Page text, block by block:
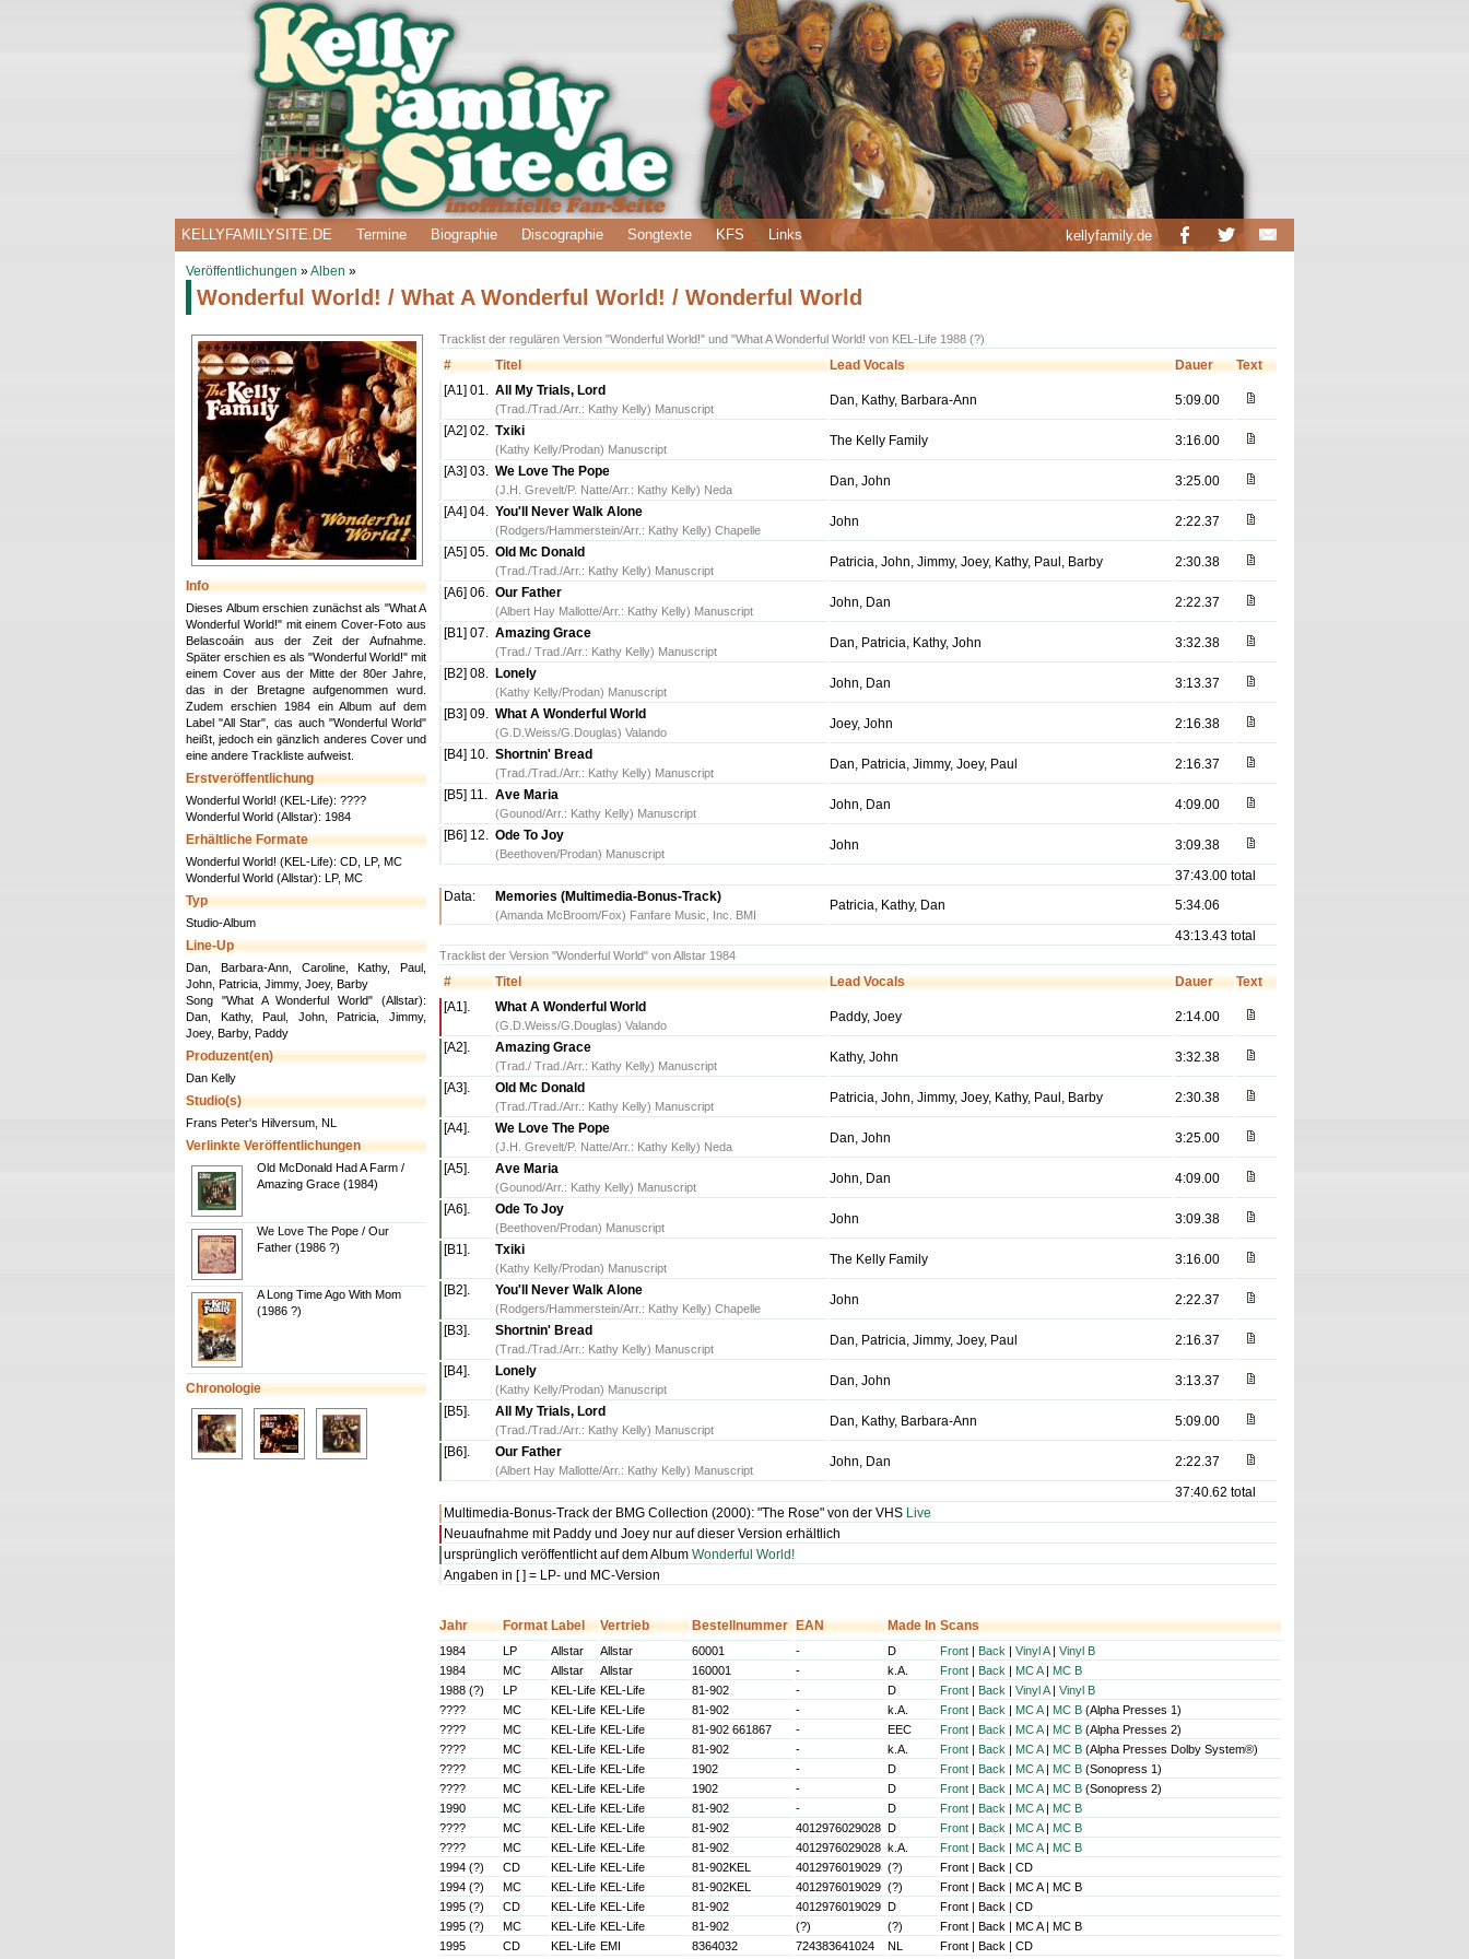
KELLYFAMILYSITE.DE Termine Biographie Discographie Songtexte KFS Links kellyfamily.de
Veröffentlichungen »Alben »
Wonderful World! / What A Wonderful World! / Wonderful World
Info
Dieses Album erschien zunächst als "What A
Wonderful World!" mit einem Cover-Foto aus
Belascoáin aus der Zeit der Aufnahme.
Später erschien es als "Wonderful World!" mit
einem Cover aus der Mitte der 80er Jahre,
das in der Bretagne aufgenommen wurd.
Zudem erschien 1984 ein Album auf dem
Label "All Star", das auch "Wonderful World"
heißt, jedoch ein gänzlich anderes Cover und
eine andere Trackliste aufweist.
Erstveröffentlichung
Wonderful World! (KEL-Life): ????
Wonderful World (Allstar): 1984
Erhältliche Formate
Wonderful World! (KEL-Life): CD, LP, MC
Wonderful World (Allstar): LP, MC
Typ
Studio-Album
Line-Up
Dan, Barbara-Ann, Caroline, Kathy, Paul,
John, Patricia, Jimmy, Joey, Barby
Song "What A Wonderful World" (Allstar):
Dan, Kathy, Paul, John, Patricia, Jimmy,
Joey, Barby, Paddy
Produzent(en)
Dan Kelly
Studio(s)
Frans Peter's Hilversum, NL
Verlinkte Veröffentlichungen
Old McDonald Had A Farm /
Amazing Grace (1984)
We Love The Pope / Our
Father (1986 ?)
A Long Time Ago With Mom
(1986 ?)
Chronologie
Tracklist der regulären Version "Wonderful World!" und "What A Wonderful World! von KEL-Life 1988 (?)
# Titel Lead Vocals Dauer
Text
[A1] 01. All My Trials, Lord
Dan, Kathy, Barbara-Ann 5:09.00
(Trad./Trad./Arr.: Kathy Kelly) Manuscript
[A2] 02. Txiki
The Kelly Family 3:16.00
(Kathy Kelly/Prodan) Manuscript
[A3] 03. We Love The Pope
Dan, John 3:25.00
(J.H. Grevelt/P. Natte/Arr.: Kathy Kelly) Neda
[A4] 04. You'll Never Walk Alone
John 2:22.37
(Rodgers/Hammerstein/Arr.: Kathy Kelly) Chapelle
[A5] 05. Old Mc Donald
Patricia, John, Jimmy, Joey, Kathy, Paul, Barby 2:30.38
(Trad./Trad./Arr.: Kathy Kelly) Manuscript
[A6] 06. Our Father
John, Dan 2:22.37
(Albert Hay Mallotte/Arr.: Kathy Kelly) Manuscript
[B1] 07. Amazing Grace
Dan, Patricia, Kathy, John 3:32.38
(Trad./ Trad./Arr.: Kathy Kelly) Manuscript
[B2] 08. Lonely
John, Dan 3:13.37
(Kathy Kelly/Prodan) Manuscript
[B3] 09. What A Wonderful World
Joey, John 2:16.38
(G.D.Weiss/G.Douglas) Valando
[B4] 10. Shortnin' Bread
Dan, Patricia, Jimmy, Joey, Paul 2:16.37
(Trad./Trad./Arr.: Kathy Kelly) Manuscript
[B5] 11. Ave Maria
John, Dan 4:09.00
(Gounod/Arr.: Kathy Kelly) Manuscript
[B6] 12. Ode To Joy
John 3:09.38
(Beethoven/Prodan) Manuscript
37:43.00 total
Data:
Memories (Multimedia-Bonus-Track)
Patricia, Kathy, Dan 5:34.06
(Amanda McBroom/Fox) Fanfare Music, Inc. BMI
43:13.43 total
Tracklist der Version "Wonderful World" von Allstar 1984
# Titel Lead Vocals Dauer
Text
[A1].
What A Wonderful World
Paddy, Joey 2:14.00
(G.D.Weiss/G.Douglas) Valando
[A2]. Amazing Grace
Kathy, John 3:32.38
(Trad./ Trad./Arr.: Kathy Kelly) Manuscript
[A3]. Old Mc Donald
Patricia, John, Jimmy, Joey, Kathy, Paul, Barby 2:30.38
(Trad./Trad./Arr.: Kathy Kelly) Manuscript
[A4]. We Love The Pope
Dan, John 3:25.00
(J.H. Grevelt/P. Natte/Arr.: Kathy Kelly) Neda
[A5]. Ave Maria
John, Dan 4:09.00
(Gounod/Arr.: Kathy Kelly) Manuscript
[A6]. Ode To Joy
John 3:09.38
(Beethoven/Prodan) Manuscript
[B1]. Txiki
The Kelly Family 3:16.00
(Kathy Kelly/Prodan) Manuscript
[B2]. You'll Never Walk Alone
John 2:22.37
(Rodgers/Hammerstein/Arr.: Kathy Kelly) Chapelle
[B3]. Shortnin' Bread
Dan, Patricia, Jimmy, Joey, Paul 2:16.37
(Trad./Trad./Arr.: Kathy Kelly) Manuscript
[B4]. Lonely
Dan, John 3:13.37
(Kathy Kelly/Prodan) Manuscript
[B5]. All My Trials, Lord
Dan, Kathy, Barbara-Ann 5:09.00
(Trad./Trad./Arr.: Kathy Kelly) Manuscript
[B6]. Our Father
John, Dan 2:22.37
(Albert Hay Mallotte/Arr.: Kathy Kelly) Manuscript
37:40.62 total
Multimedia-Bonus-Track der BMG Collection (2000): "The Rose" von der VHS Live
Neuaufnahme mit Paddy und Joey nur auf dieser Version erhältlich
ursprünglich veröffentlicht auf dem Album Wonderful World!
Angaben in [ ] = LP- und MC-Version
Jahr Format Label Vertrieb Bestellnummer EAN Made In Scans
1984 LP Allstar Allstar 60001 - D Front Back Vinyl A| Vinyl B
1984
MC Allstar Allstar 160001 - k.A. Front Back MC A| MC B
1988 (?)
LP KEL-Life KEL-Life 81-902 - D Front Back Vinyl A| Vinyl B
????
MC KEL-Life KEL-Life 81-902 - k.A. Front Back MC A| MC B (Alpha Presses 1)
????
MC KEL-Life KEL-Life 81-902 661867 - EEC Front Back MC A| MC B (Alpha Presses 2)
????
MC KEL-Life KEL-Life 81-902 - k.A. Front Back MC A| MC B (Alpha Presses Dolby System®)
????
MC KEL-Life KEL-Life 1902 - D Front Back MC A| MC B (Sonopress 1)
????
MC KEL-Life KEL-Life 1902 - D Front Back MC A| MC B (Sonopress 2)
1990
MC KEL-Life KEL-Life 81-902 - D Front Back MC A| MC B
????
MC KEL-Life KEL-Life 81-902 4012976029028 D Front Back MC A| MC B
????
MC KEL-Life KEL-Life 81-902 4012976029028 k.A. Front Back MC A| MC B
1994 (?)
CD KEL-Life KEL-Life 81-902KEL 4012976019029 (?)
Front | Back | CD
1994 (?)
MC KEL-Life KEL-Life 81-902KEL 4012976019029 (?)
Front | Back | MC A | MC B
1995 (?)
CD KEL-Life KEL-Life 81-902 4012976019029 D
Front | Back | CD
1995 (?)
MC KEL-Life KEL-Life 81-902 (?) (?)
Front | Back | MC A | MC B
1995
CD KEL-Life EMI 8364032 724383641024 NL Front | Back | CD